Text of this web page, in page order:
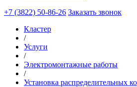
+7 (3822) 50-86-26 Заказать звонок
Кластер
/
Услуги
/
Электромонтажные работы
/
Установка распределительных